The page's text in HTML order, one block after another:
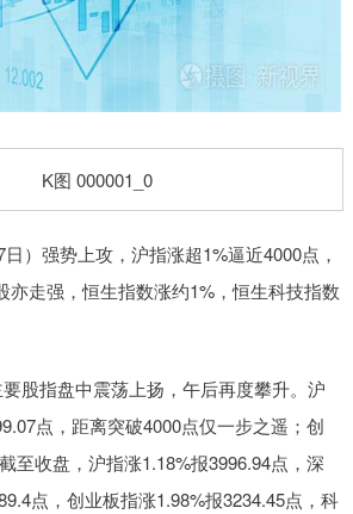
强势上攻，沪指涨超1%逼近4000点，
亦走强，恒生指数涨约1%，恒生科技指数
指盘中震荡上扬，午后再度攀升。沪
点，距离突破4000点仅一步之遥；创
至收盘，沪指涨1.18%报3996.94点，深
点，创业板指涨1.98%报3234.45点，科